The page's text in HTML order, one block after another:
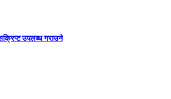
उपलब्ध गराउने